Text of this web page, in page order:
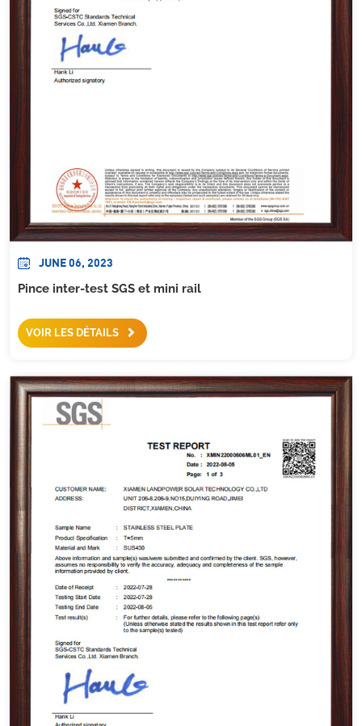
JUNE 06, 2023
Pince inter-test SGS et mini rail
VOIR LES DÉTAILS